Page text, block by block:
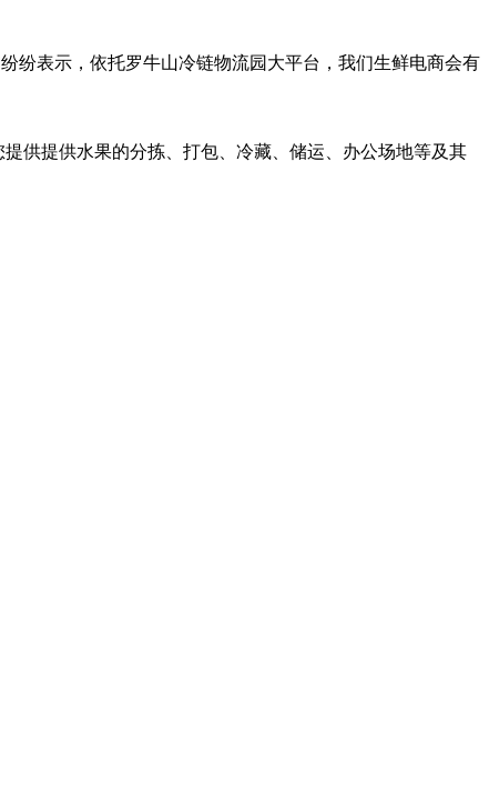
纷表示，依托罗牛山冷链物流园大平台，我们生鲜电商会有
供提供水果的分拣、打包、冷藏、储运、办公场地等及其